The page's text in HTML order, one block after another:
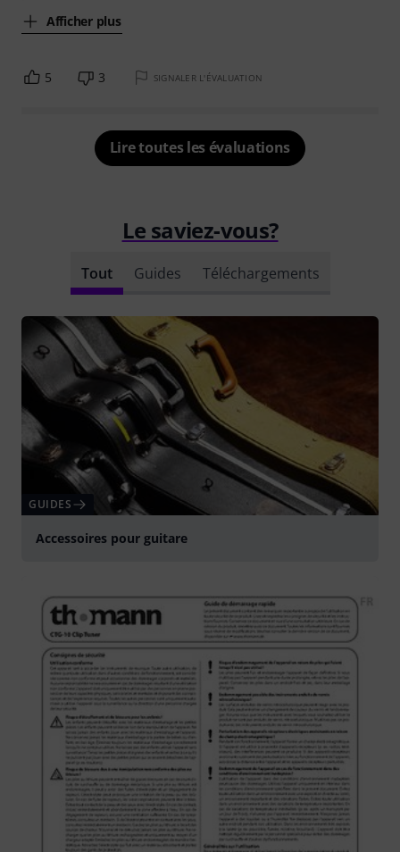
Afficher plus
5 3 SIGNALER L'ÉVALUATION
Lire toutes les évaluations
Le saviez-vous?
Tout Guides Téléchargements
GUIDES
Accessoires pour guitare